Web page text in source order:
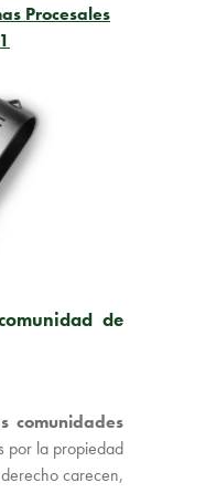
Procesales
de
comunidades
por la propiedad
carecen,